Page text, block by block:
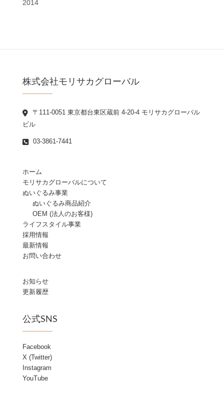
2014
株式会社モリサカグローバル
〒111-0051 東京都台東区蔵前 4-20-4 モリサカグローバル
ビル
03-3861-7441
ホーム
モリサカグローバルについて
ぬいぐるみ事業
ぬいぐるみ商品紹介
OEM (法人のお客様)
ライフスタイル事業
採用情報
最新情報
お問い合わせ
お知らせ
更新履歴
公式SNS
Facebook
X (Twitter)
Instagram
YouTube